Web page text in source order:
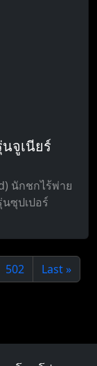
จูเนียร์
นักชกไร้พ่าย
ซุปเปอร์
502 Last »